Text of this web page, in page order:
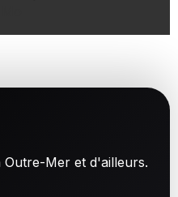
Outre-Mer et d'ailleurs.